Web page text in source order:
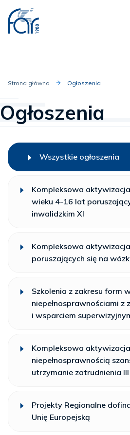
Strona główna Ogłoszenia
Ogłoszenia
Wszystkie ogłoszenia
Kompleksowa
wieku 4-16 lat
inwalidzkim XI
Kompleksowa
poruszających się na
Szkolenia z zakresu form
niepełnosprawnościami z
i wsparciem
Kompleksowa
niepełnosprawnością
utrzymanie zatrudnienia III
Projekty Regionalne
Unię Europejską